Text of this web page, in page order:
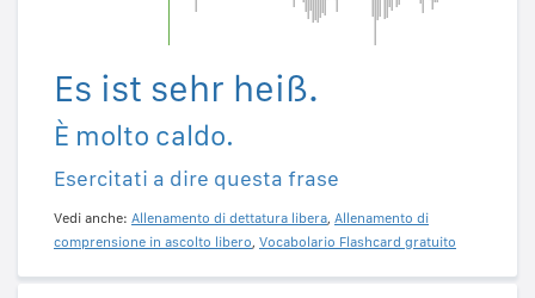
Es ist sehr heiß.
È molto caldo.
Esercitati a dire questa frase
Vedi anche: Allenamento di dettatura libera, Allenamento di
comprensione in ascolto libero, Vocabolario Flashcard gratuito